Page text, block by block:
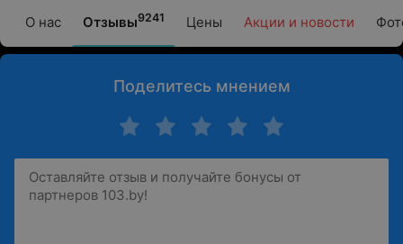
О нас Отзывы9241 Цены Акции и новости
Поделитесь мнением